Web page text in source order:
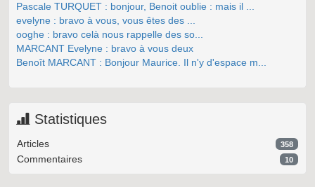
Pascale TURQUET : bonjour, Benoit oublie : mais il ...
evelyne : bravo à vous, vous êtes des ...
ooghe : bravo celà nous rappelle des so...
MARCANT Evelyne : bravo à vous deux
Benoît MARCANT : Bonjour Maurice. Il n'y d'espace m...
Statistiques
Articles 358
Commentaires 10